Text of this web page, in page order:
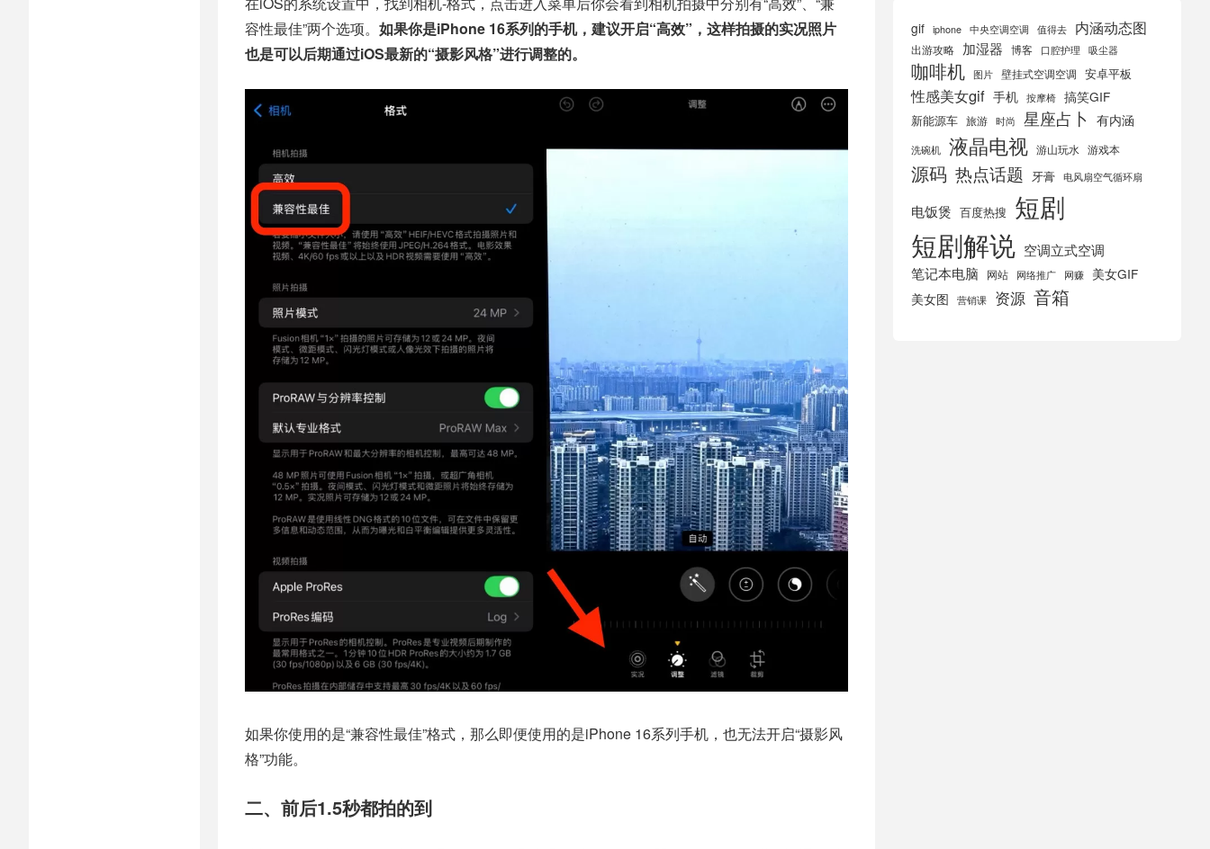
容性最佳”两个选项。 如果你是iPhone 16系列的手机，建议开启“高效”，这样拍摄的实况照片
也是可以后期通过iOS最新的“摄影风格”进行调整的。
如果你使用的是“兼容性最佳”格式，那么即便使用的是iPhone 16系列手机，也无法开启“摄影风
格”功能。
二、前后1.5秒都拍的到
gif iphone 中央空调空调 值得去 内涵动态图
出游攻略 加湿器 博客 口腔护理 吸尘器
咖啡机 图片 壁挂式空调空调 安卓平板
性感美女gif 手机 按摩椅 搞笑GIF
新能源车 旅游 时尚 星座占卜 有内涵
洗碗机 液晶电视 游山玩水 游戏本
源码 热点话题 牙膏 电风扇空气循环扇
电饭煲 百度热搜 短剧
短剧解说 空调立式空调
笔记本电脑 网站 网络推广 网赚
美女GIF
美女图
营销课 资源 音箱